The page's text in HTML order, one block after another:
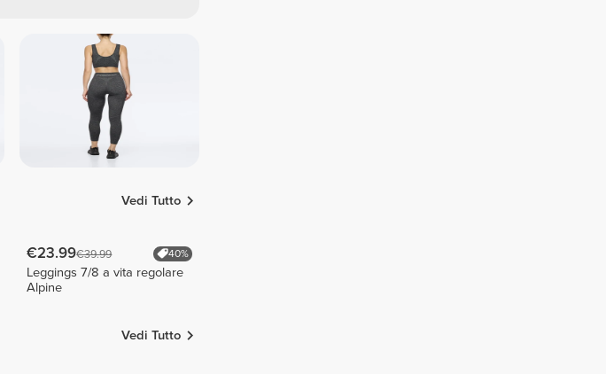
Vedi Tutto
€23.99€39.99 40%
Leggings 7/8 a vita regolare
Alpine
Vedi Tutto